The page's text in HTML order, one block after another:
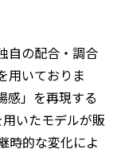
自の配合・調合
用いておりま
感」を再現する
いたモデルが販
時的な変化によ